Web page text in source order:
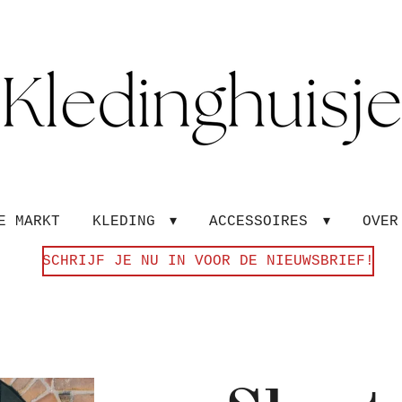
MARKT KLEDING ACCESSOIRES
SCHRIJF JE NU IN VOOR DE NIEUWSBRIEF!